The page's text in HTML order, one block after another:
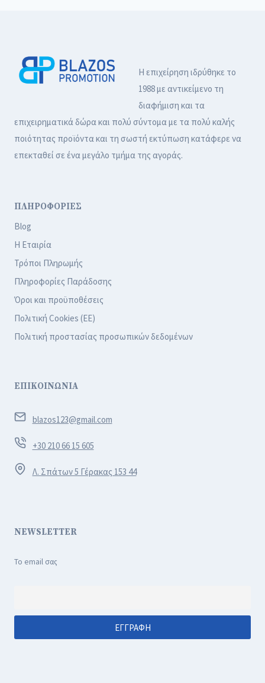
Η επιχείρηση ιδρύθηκε το
1988 με αντικείμενο τη
διαφήμιση και τα
επιχειρηματικά δώρα και πολύ σύντομα με τα πολύ καλής
ποιότητας προϊόντα και τη σωστή εκτύπωση κατάφερε να
επεκταθεί σε ένα μεγάλο τμήμα της αγοράς.
ΠΛΗΡΟΦΟΡΙΕΣ
Blog
Η Εταιρία
Τρόποι Πληρωμής
Πληροφορίες Παράδοσης
Όροι και προϋποθέσεις
Πολιτική Cookies (ΕΕ)
Πολιτική προστασίας προσωπικών δεδομένων
ΕΠΙΚΟΙΝΩΝΙΑ
blazos123@gmail.com
+30 210 66 15 605
Λ. Σπάτων 5 Γέρακας 153 44
NEWSLETTER
Το email σας